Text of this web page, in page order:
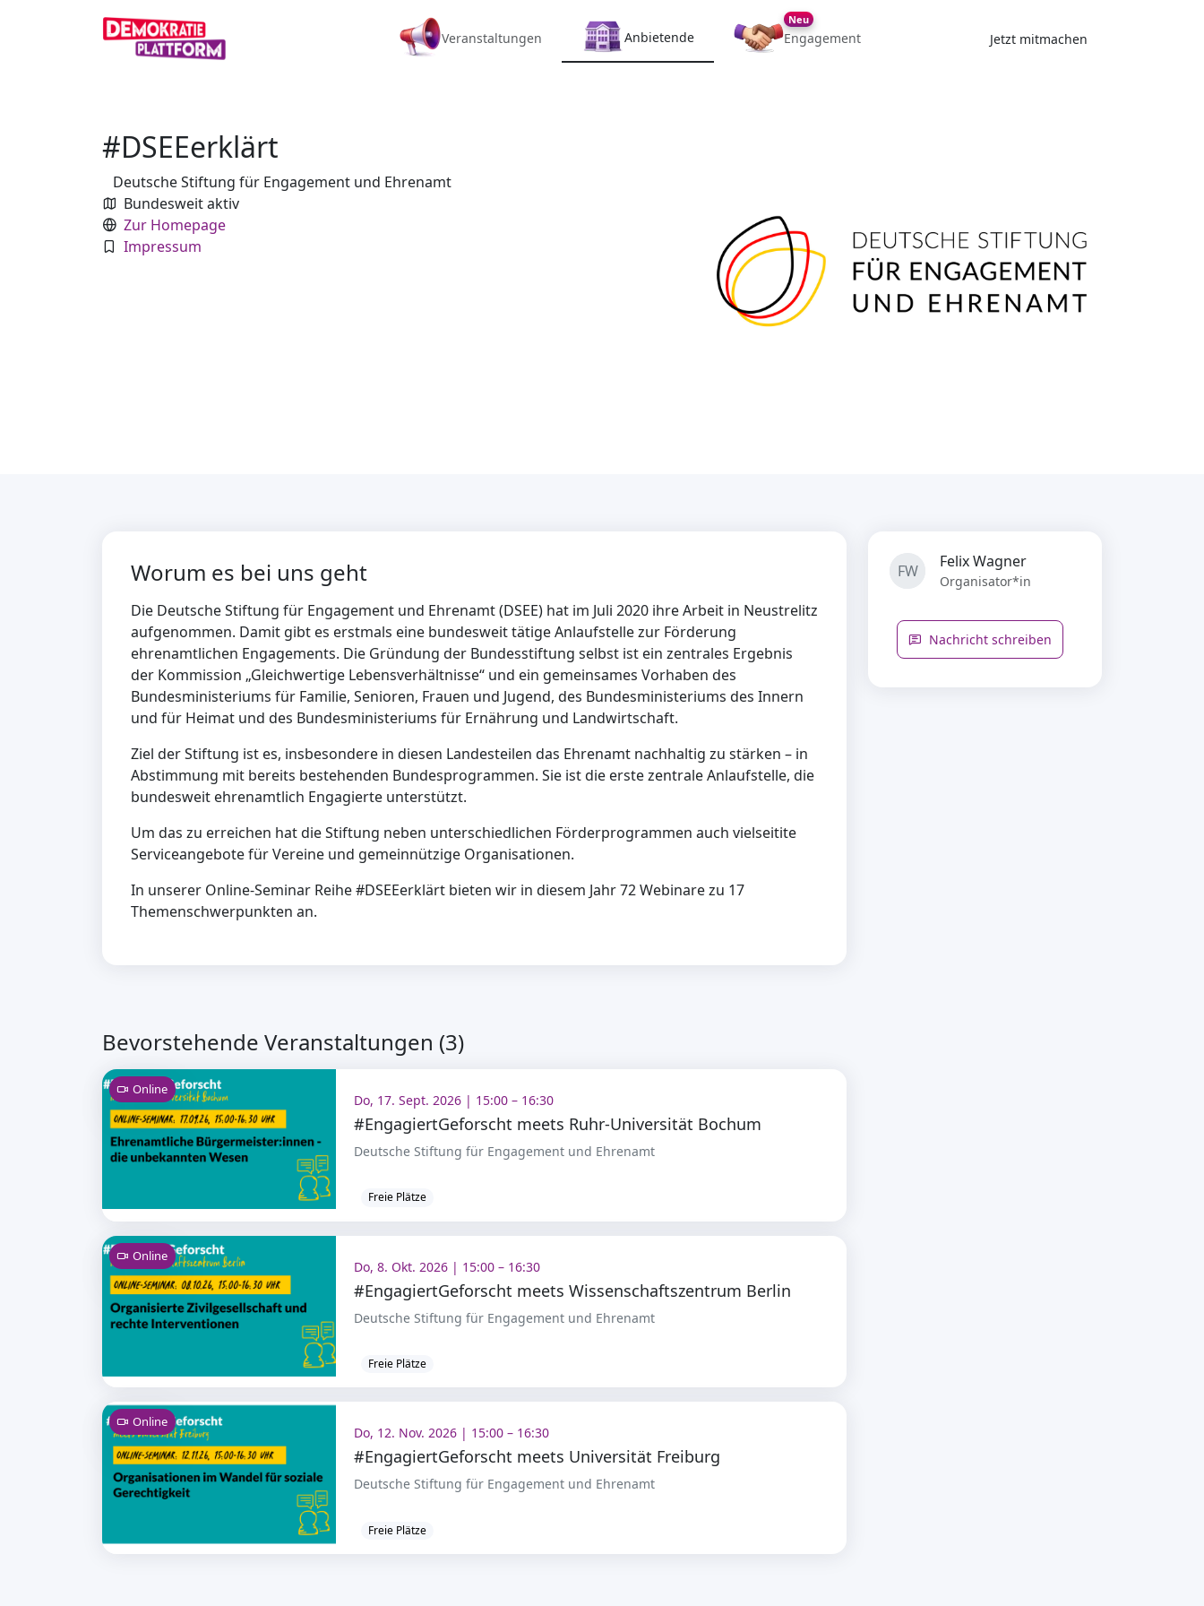
Veranstaltungen Anbietende Engagement
Neu
Jetzt mitmachen
#DSEEerklärt
Deutsche Stiftung für Engagement und Ehrenamt
Bundesweit aktiv
Zur Homepage
Impressum
Worum es bei uns geht
Die Deutsche Stiftung für Engagement und Ehrenamt (DSEE) hat im Juli 2020 ihre Arbeit in Neustrelitz
aufgenommen. Damit gibt es erstmals eine bundesweit tätige Anlaufstelle zur Förderung
ehrenamtlichen Engagements. Die Gründung der Bundesstiftung selbst ist ein zentrales Ergebnis
der Kommission „Gleichwertige Lebensverhältnisse“ und ein gemeinsames Vorhaben des
Bundesministeriums für Familie, Senioren, Frauen und Jugend, des Bundesministeriums des Innern
und für Heimat und des Bundesministeriums für Ernährung und Landwirtschaft.
Ziel der Stiftung ist es, insbesondere in diesen Landesteilen das Ehrenamt nachhaltig zu stärken – in
Abstimmung mit bereits bestehenden Bundesprogrammen. Sie ist die erste zentrale Anlaufstelle, die
bundesweit ehrenamtlich Engagierte unterstützt.
Um das zu erreichen hat die Stiftung neben unterschiedlichen Förderprogrammen auch vielseitite
Serviceangebote für Vereine und gemeinnützige Organisationen.
In unserer Online-Seminar Reihe #DSEEerklärt bieten wir in diesem Jahr 72 Webinare zu 17
Themenschwerpunkten an.
Bevorstehende Veranstaltungen (3)
Online
Do, 17. Sept. 2026 | 15:00 – 16:30
#EngagiertGeforscht meets Ruhr-Universität Bochum
Deutsche Stiftung für Engagement und Ehrenamt
Freie Plätze
Online
Do, 8. Okt. 2026 | 15:00 – 16:30
#EngagiertGeforscht meets Wissenschaftszentrum Berlin
Deutsche Stiftung für Engagement und Ehrenamt
Freie Plätze
Online
Do, 12. Nov. 2026 | 15:00 – 16:30
#EngagiertGeforscht meets Universität Freiburg
Deutsche Stiftung für Engagement und Ehrenamt
Freie Plätze
FW Felix Wagner
Organisator*in
Nachricht schreiben